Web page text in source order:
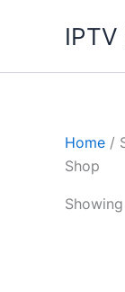
IPTV
Home /
Shop